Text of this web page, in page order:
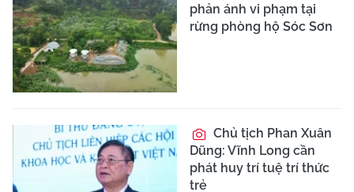
phản ánh vi phạm tại
rừng phòng hộ Sóc Sơn
Chủ tịch Phan Xuân
Dũng: Vĩnh Long cần
phát huy trí tuệ trí thức
trẻ